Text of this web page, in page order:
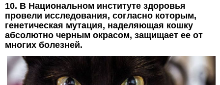
10. В Национальном институте здоровья
провели исследования, согласно которым,
генетическая мутация, наделяющая кошку
абсолютно черным окрасом, защищает ее от
многих болезней.